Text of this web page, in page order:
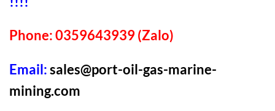
Phone: 0359643939 (Zalo)
Email:sales@port-oil-gas-marine-
mining.com